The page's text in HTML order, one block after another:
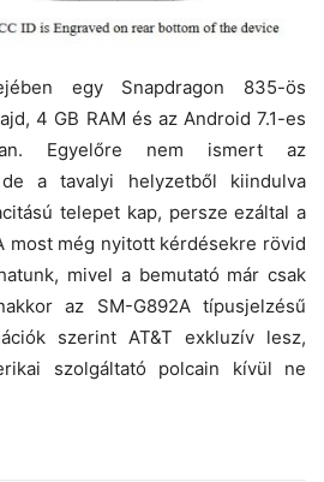
egy Snapdragon 835-ös
4 GB RAM és az Android 7.1-es
Egyelőre nem ismert az
a tavalyi helyzetből kiindulva
telepet kap, persze ezáltal a
most még nyitott kérdésekre rövid
mivel a bemutató már csak
az SM-G892A típusjelzésű
szerint AT&T exkluzív lesz,
szolgáltató polcain kívül ne